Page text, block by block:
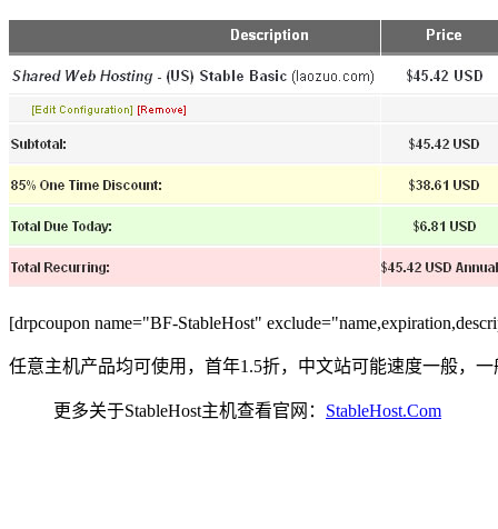
[drpcoupon name="BF-StableHost"
任意主机产品均可使用，首年1.5折，中文站可能速度一般，
更多关于StableHost主机查看官网： StableHost.Com